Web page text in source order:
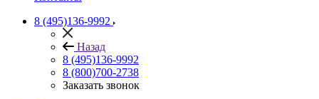
8 (495)136-9992
Назад
8 (495)136-9992
8 (800)700-2738
Заказать звонок